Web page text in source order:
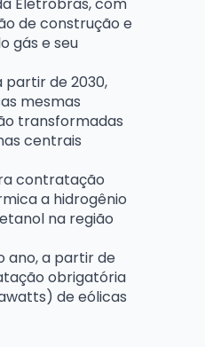
de construção e
gás e seu
partir de 2030,
mesmas
transformadas
centrais
contratação
a hidrogênio
na região
ano, a partir de
obrigatória
de eólicas